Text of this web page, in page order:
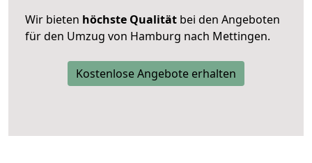
Wir bieten höchste Qualität bei den Angeboten
für den Umzug von Hamburg nach Mettingen.
Kostenlose Angebote erhalten